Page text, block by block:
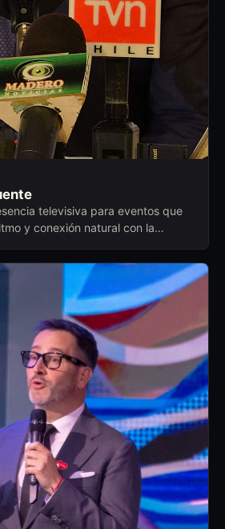
televisiva para eventos que
y conexión natural con la